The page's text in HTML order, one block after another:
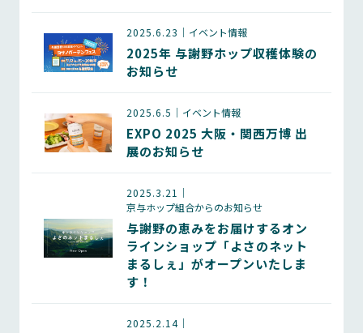
2025.6.23 イベント情報
2025年 与謝野ホップ収穫体験の
お知らせ
2025.6.5 イベント情報
EXPO 2025 大阪・関西万博 出
展のお知らせ
2025.3.21
京与ホップ組合からのお知らせ
与謝野の恵みをお届けするオン
ラインショップ「よさのネット
まるしぇ」がオープンいたしま
す！
2025.2.14